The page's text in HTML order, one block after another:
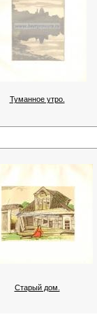
Туманное утро.
Старый дом.